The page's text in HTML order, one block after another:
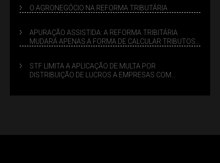
O AGRONEGÓCIO NA REFORMA TRIBUTÁRIA
APURAÇÃO ASSISTIDA: A REFORMA TRIBITÁRIA
MUDARÁ APENAS A FORMA DE CALCULAR TRIBUTOS
STF LIMITA A APLICAÇÃO DE MULTA POR
DISTRIBUIÇÃO DE LUCROS A EMPRESAS COM